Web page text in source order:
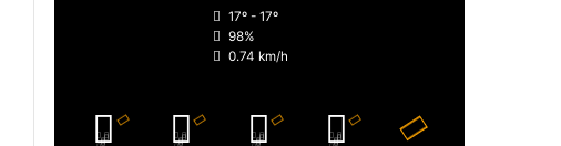
17º - 17º
98%
0.74 km/h